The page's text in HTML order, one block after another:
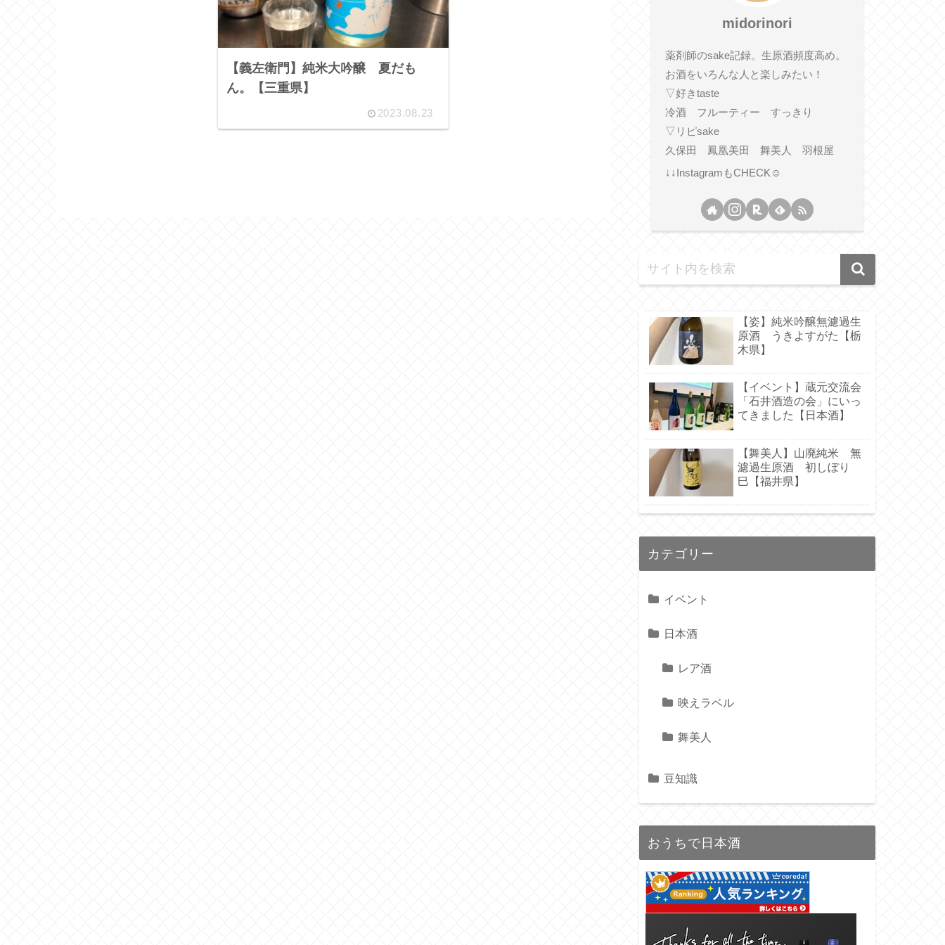
【義左衛門】純米大吟醸 夏だも
ん。【三重県】
2023.08.23
midorinori
薬剤師のsake記録。生原酒頻度高め。
お酒をいろんな人と楽しみたい！
▽好きtaste
冷酒 フルーティー すっきり
▽リピsake
久保田 鳳凰美田 舞美人 羽根屋
↓↓InstagramもCHECK☺
【姿】純米吟醸無濾過生
原酒 うきよすがた【栃
木県】
【イベント】蔵元交流会
「石井酒造の会」にいっ
てきました【日本酒】
【舞美人】山廃純米 無
濾過生原酒 初しぼり
巳【福井県】
カテゴリー
イベント
日本酒
レア酒
映えラベル
舞美人
豆知識
おうちで日本酒